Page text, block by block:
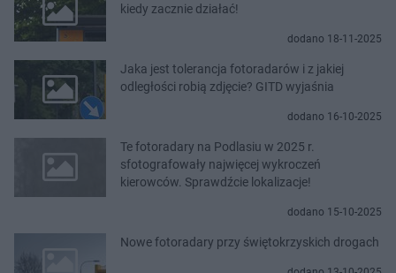
kiedy zacznie działać!
dodano 18-11-2025
Jaka jest tolerancja fotoradarów i z jakiej
odległości robią zdjęcie? GITD wyjaśnia
dodano 16-10-2025
Te fotoradary na Podlasiu w 2025 r.
sfotografowały najwięcej wykroczeń
kierowców. Sprawdźcie lokalizacje!
dodano 15-10-2025
Nowe fotoradary przy świętokrzyskich drogach